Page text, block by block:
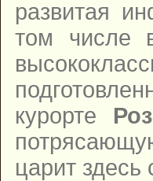
развитая
том числе
курорте
царит